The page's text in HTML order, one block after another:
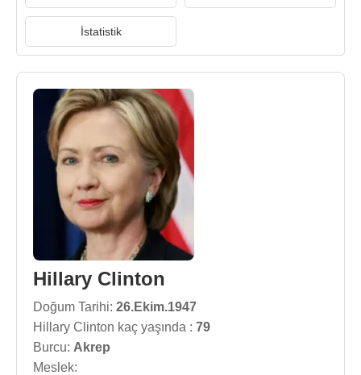
İstatistik
Hillary Clinton
Doğum Tarihi: 26.Ekim.1947
Hillary Clinton kaç yaşında : 79
Burcu: Akrep
Meslek: